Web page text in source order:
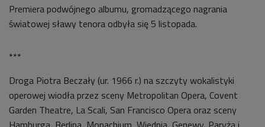
Premiera podwójnego albumu, gromadzącego nagrania
światowej sławy tenora odbyła się 5 listopada.
***
Droga Piotra Beczały (ur. 1966 r.) na szczyty wokalistyki
operowej wiodła przez sceny Metropolitan Opera, Covent
Garden Theatre, La Scali, San Francisco Opera oraz sceny